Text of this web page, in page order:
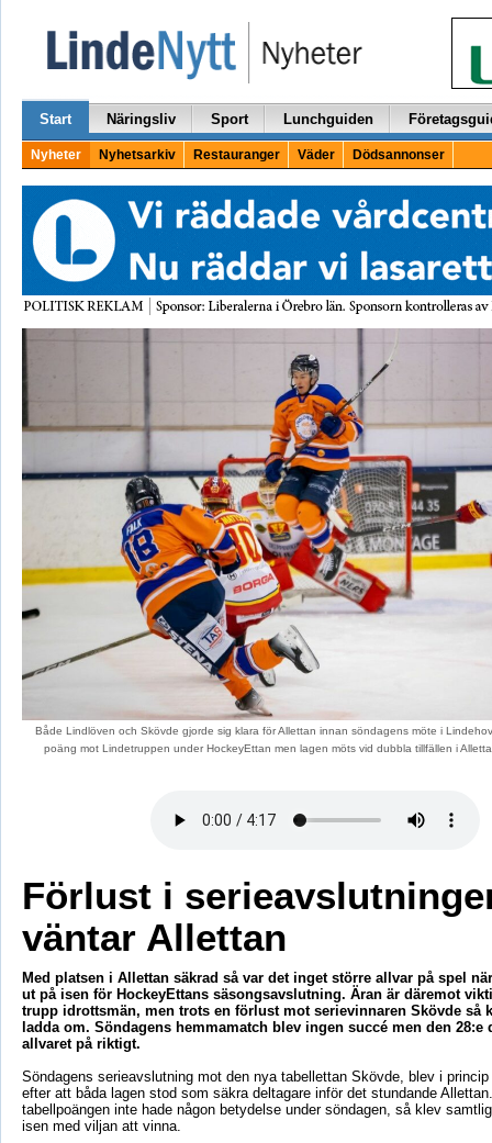
Start Näringsliv Sport Lunchguiden
Nyheter Nyhetsarkiv Restauranger Väder Dödsannonser
Både Lindlöven och Skövde gjorde sig klara för Allettan innan söndagens möte i
poäng mot Lindetruppen under HockeyEttan men lagen möts vid dubbla tillfällen i
Förlust i
väntar Allettan
Med platsen i Allettan säkrad så var det inget större allvar på spel
ut på isen för HockeyEttans säsongsavslutning. Äran är däremot
trupp idrottsmän, men trots en förlust mot serievinnaren Skövde så
ladda om. Söndagens hemmamatch blev ingen succé men den 28:e
allvaret på riktigt.
Söndagens serieavslutning mot den nya tabellettan Skövde, blev i
efter att båda lagen stod som säkra deltagare inför det stundande
tabellpoängen inte hade någon betydelse under söndagen, så klev
isen med viljan att vinna.